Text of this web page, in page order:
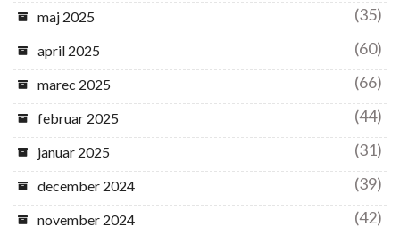
maj 2025 (35)
april 2025 (60)
marec 2025 (66)
februar 2025 (44)
januar 2025 (31)
december 2024 (39)
november 2024 (42)